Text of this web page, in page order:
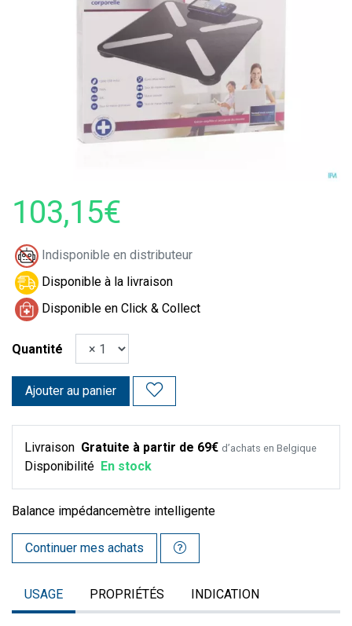
103,15€
Indisponible en distributeur
Disponible à la livraison
Disponible en Click & Collect
Quantité
Ajouter au panier
Livraison Gratuite à partir de 69€ d’achats en Belgique
Disponibilité En stock
Balance impédancemètre intelligente
Continuer mes achats
USAGE PROPRIÉTÉS INDICATION